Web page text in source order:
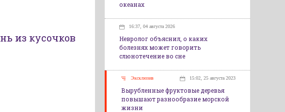
из кусочков
океанах
16:37, 04 августа 2026
Невролог объяснил, о каких
болезнях может говорить
слюнотечение во сне
Эксклюзив 15:02, 25 августа 2023
Вырубленные фруктовые деревья
повышают разнообразие морской
жизни